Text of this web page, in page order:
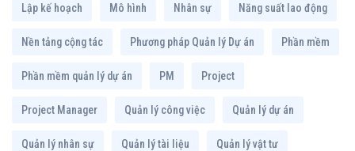
Lập kế hoạch Mô hình Nhân sự Năng suất lao động
Nền tảng cộng tác Phương pháp Quản lý Dự án Phần mềm
Phần mềm quản lý dự án PM Project
Project Manager Quản lý công việc Quản lý dự án
Quản lý nhân sự Quản lý tài liệu Quản lý vật tư